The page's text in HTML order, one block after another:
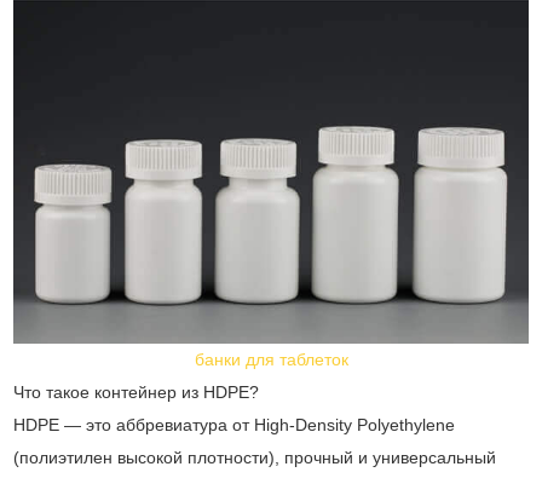
банки для таблеток
Что такое контейнер из HDPE?
HDPE — это аббревиатура от High-Density Polyethylene
(полиэтилен высокой плотности), прочный и универсальный